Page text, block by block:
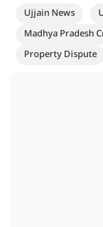
Ujjain News
Madhya Pradesh
Property Dispute